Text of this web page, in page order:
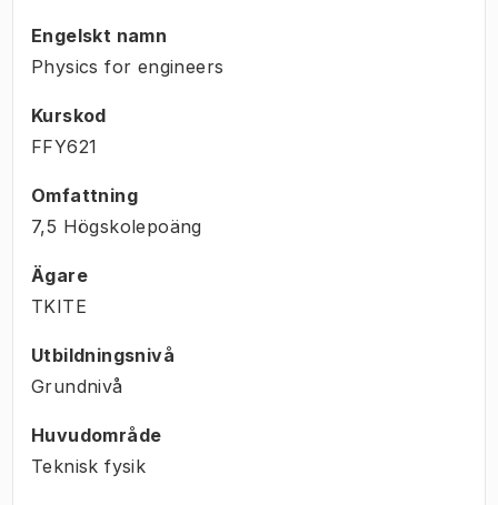
Engelskt namn
Physics for engineers
Kurskod
FFY621
Omfattning
7,5 Högskolepoäng
Ägare
TKITE
Utbildningsnivå
Grundnivå
Huvudområde
Teknisk fysik